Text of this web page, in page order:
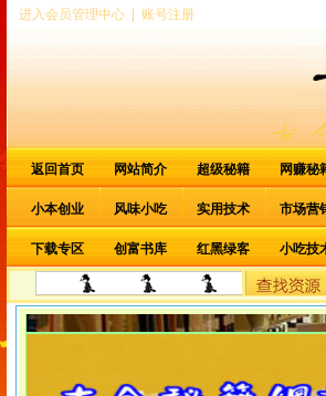
进入会员管理中心 账号注册
返回首页 网站简介 超级秘籍 网赚秘
小本创业 风味小吃 实用技术 市场营
下载专区 创富书库 红黑绿客 小吃技